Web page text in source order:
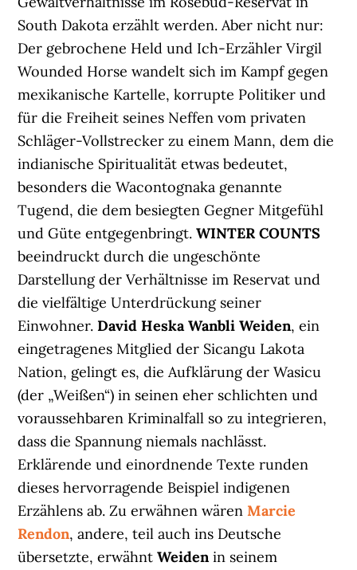
South Dakota erzählt werden. Aber nicht nur:
Der gebrochene Held und Ich-Erzähler Virgil
Wounded Horse wandelt sich im Kampf gegen
mexikanische Kartelle, korrupte Politiker und
für die Freiheit seines Neffen vom privaten
Schläger-Vollstrecker zu einem Mann, dem die
indianische Spiritualität etwas bedeutet,
besonders die Wacontognaka genannte
Tugend, die dem besiegten Gegner Mitgefühl
und Güte entgegenbringt.WINTER COUNTS
beeindruckt durch die ungeschönte
Darstellung der Verhältnisse im Reservat und
die vielfältige Unterdrückung seiner
Einwohner.David Heska Wanbli Weiden, ein
eingetragenes Mitglied der Sicangu Lakota
Nation, gelingt es, die Aufklärung der Wasicu
(der „Weißen“) in seinen eher schlichten und
voraussehbaren Kriminalfall so zu integrieren,
dass die Spannung niemals nachlässt.
Erklärende und einordnende Texte runden
dieses hervorragende Beispiel indigenen
Erzählens ab. Zu erwähnen wärenMarcie
Rendon, andere, teil auch ins Deutsche
übersetzte, erwähntWeidenin seinem